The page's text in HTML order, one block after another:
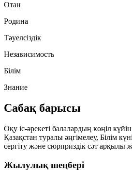
Отан
Родина
Тәуелсіздік
Независимость
Білім
Знание
Сабақ барысы
Оқу іс-әрекеті балалардың көңіл
Қазақстан туралы әңгімелеу, Білім
сергіту және сюрприздік сәт арқылы
Жылулық шеңбері